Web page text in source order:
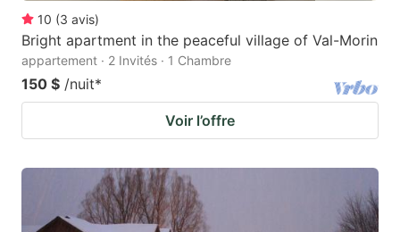
10 (3 avis)
Bright apartment in the peaceful village of Val-Morin
appartement · 2 Invités · 1 Chambre
150 $ /nuit*
Voir l’offre